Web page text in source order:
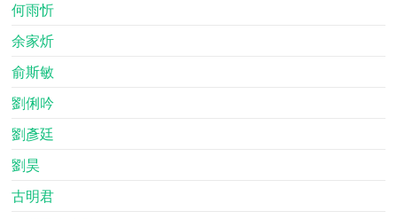
何雨忻
余家炘
俞斯敏
劉俐吟
劉彥廷
劉昊
古明君